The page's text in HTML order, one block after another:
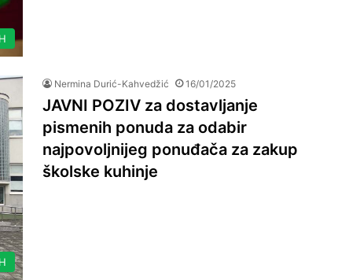
Nermina Durić-Kahvedžić 16/01/2025
JAVNI POZIV za dostavljanje
pismenih ponuda za odabir
najpovoljnijeg ponuđača za zakup
školske kuhinje